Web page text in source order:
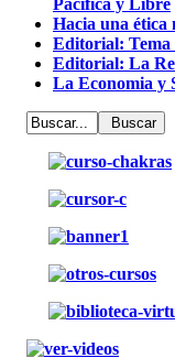
Pacífica y Libre
Hacia una
Editorial: Tema
Editorial: La
La Economia y